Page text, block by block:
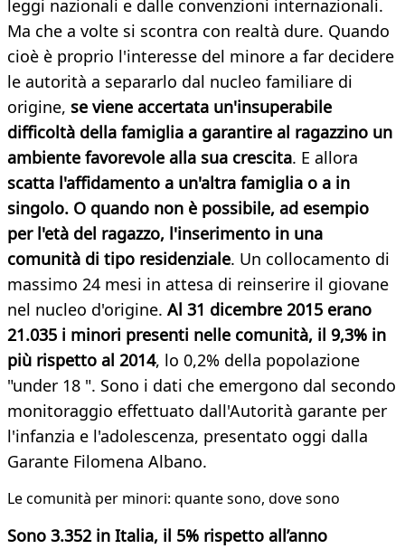
leggi nazionali e dalle convenzioni internazionali.
Ma che a volte si scontra con realtà dure. Quando
cioè è proprio l'interesse del minore a far decidere
le autorità a separarlo dal nucleo familiare di
origine, se viene accertata un'insuperabile
difficoltà della famiglia a garantire al ragazzino un
ambiente favorevole alla sua crescita. E allora
scatta l'affidamento a un'altra famiglia o a in
singolo. O quando non è possibile, ad esempio
per l'età del ragazzo, l'inserimento in una
comunità di tipo residenziale. Un collocamento di
massimo 24 mesi in attesa di reinserire il giovane
nel nucleo d'origine. Al 31 dicembre 2015 erano
21.035 i minori presenti nelle comunità, il 9,3% in
più rispetto al 2014, lo 0,2% della popolazione
"under 18 ". Sono i dati che emergono dal secondo
monitoraggio effettuato dall'Autorità garante per
l'infanzia e l'adolescenza, presentato oggi dalla
Garante Filomena Albano.
Le comunità per minori: quante sono, dove sono
Sono 3.352 in Italia, il 5% rispetto all’anno